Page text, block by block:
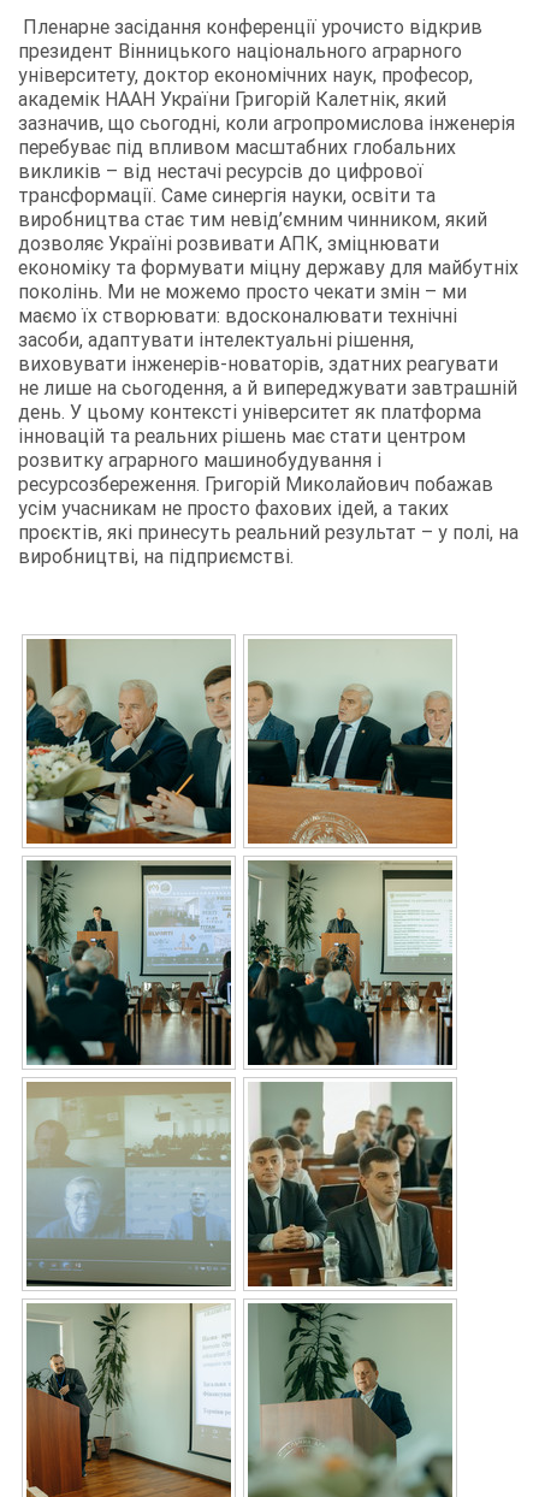
Пленарне засідання конференції урочисто відкрив
президент Вінницького національного аграрного
університету, доктор економічних наук, професор,
академік НААН України Григорій Калетнік, який
зазначив, що сьогодні, коли агропромислова інженерія
перебуває під впливом масштабних глобальних
викликів – від нестачі ресурсів до цифрової
трансформації. Саме синергія науки, освіти та
виробництва стає тим невід’ємним чинником, який
дозволяє Україні розвивати АПК, зміцнювати
економіку та формувати міцну державу для майбутніх
поколінь. Ми не можемо просто чекати змін – ми
маємо їх створювати: вдосконалювати технічні
засоби, адаптувати інтелектуальні рішення,
виховувати інженерів-новаторів, здатних реагувати
не лише на сьогодення, а й випереджувати завтрашній
день. У цьому контексті університет як платформа
інновацій та реальних рішень має стати центром
розвитку аграрного машинобудування і
ресурсозбереження. Григорій Миколайович побажав
усім учасникам не просто фахових ідей, а таких
проєктів, які принесуть реальний результат – у полі, на
виробництві, на підприємстві.